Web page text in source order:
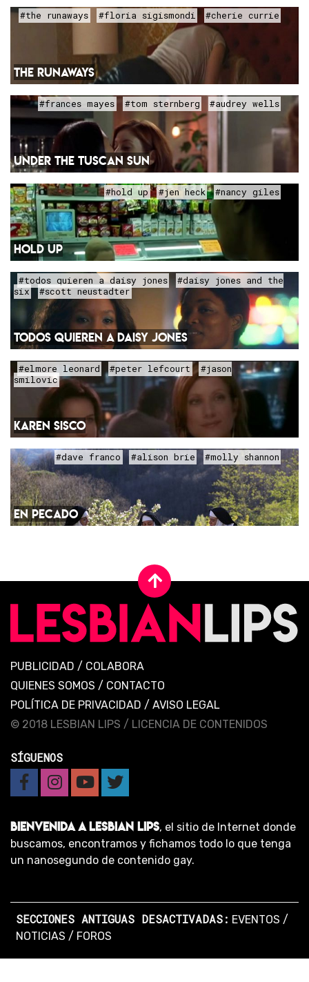
#the runaways #floria sigismondi #cherie currie
THE RUNAWAYS
#frances mayes #tom sternberg #audrey wells
UNDER THE TUSCAN SUN
#hold up #jen heck #nancy giles
HOLD UP
#todos quieren a daisy jones
#daisy jones and the
six
#scott neustadter
TODOS QUIEREN A DAISY JONES
#elmore leonard #peter lefcourt
#jason
smilovic
KAREN SISCO
#dave franco #alison brie #molly shannon
EN PECADO
PUBLICIDAD / COLABORA
QUIENES SOMOS / CONTACTO
POLÍTICA DE PRIVACIDAD / AVISO LEGAL
© 2018 LESBIAN LIPS / LICENCIA DE CONTENIDOS
SÍGUENOS
BIENVENIDA A LESBIAN LIPS, el sitio de Internet donde
buscamos, encontramos y fichamos todo lo que tenga
un nanosegundo de contenido gay.
SECCIONES ANTIGUAS DESACTIVADAS: EVENTOS /
NOTICIAS / FOROS